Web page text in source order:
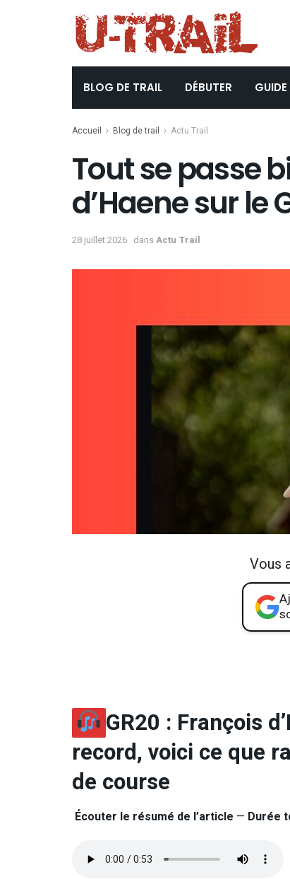
BLOG DE TRAIL DÉBUTER
Accueil Blog de trail Actu Trail
Tout se passe
d’Haene sur le
28 juillet 2026 dansActu Trail
Vous
GR20 : François
record, voici ce que
de course
Écouter le résumé de l’article — Durée